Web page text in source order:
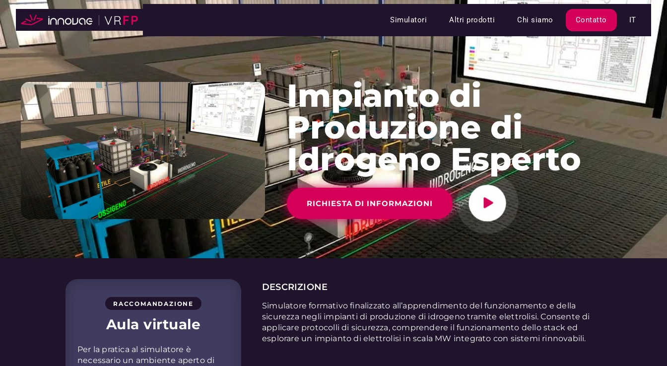
Simulatori Altri prodotti Chi siamo Contatto IT
Impianto di
Produzione di
Idrogeno Esperto
RICHIESTA DI INFORMAZIONI
RACCOMANDAZIONE
Aula virtuale
Per la pratica al simulatore è
necessario un ambiente aperto di
DESCRIZIONE
Simulatore formativo finalizzato all’apprendimento del funzionamento e della
sicurezza negli impianti di produzione di idrogeno tramite elettrolisi. Consente di
applicare protocolli di sicurezza, comprendere il funzionamento dello stack ed
esplorare un impianto di elettrolisi in scala MW integrato con sistemi rinnovabili.